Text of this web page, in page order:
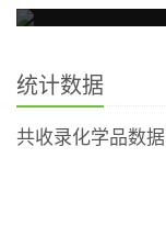
统计数据
共收录化学品数据